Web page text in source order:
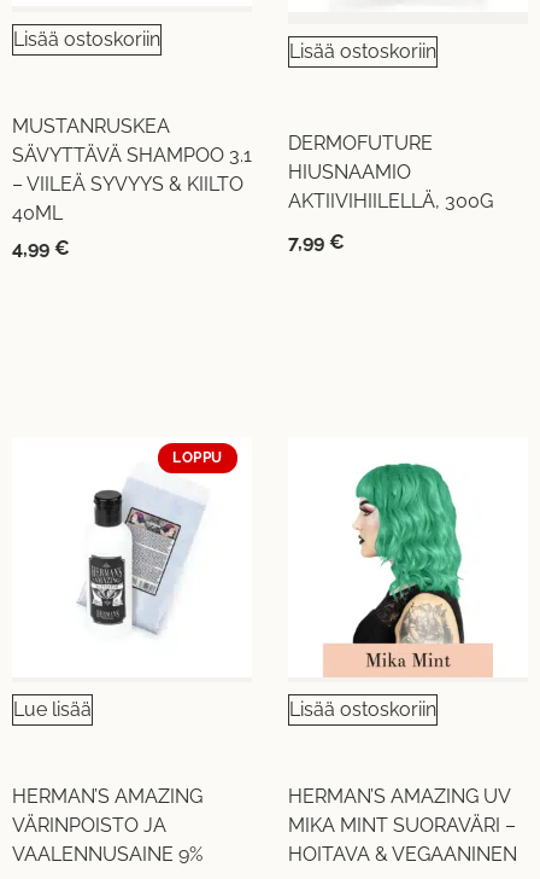
Lisää ostoskoriin
MUSTANRUSKEA
SÄVYTTÄVÄ SHAMPOO 3.1
– VIILEÄ SYVYYS & KIILTO
40ML
4,99 €
Lisää ostoskoriin
DERMOFUTURE
HIUSNAAMIO
AKTIIVIHIILELLÄ, 300G
7,99 €
LOPPU
Lue lisää
HERMAN’S AMAZING
VÄRINPOISTO JA
VAALENNUSAINE 9%
Lisää ostoskoriin
HERMAN’S AMAZING UV
MIKA MINT SUORAVÄRI –
HOITAVA & VEGAANINEN